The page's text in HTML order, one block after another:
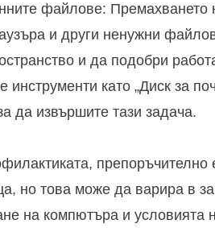
файлове: Премахването
и други ненужни
и да подобри
инструменти като „Диск за
да извършите тази задача.
но това може да варира в
на компютъра и условията